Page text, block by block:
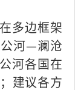
多边框架
河—澜沧
河各国在
建议各方